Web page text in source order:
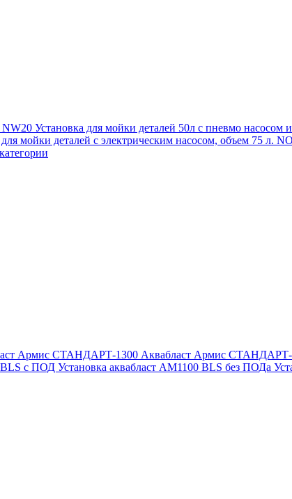
NW20 Установка для мойки деталей 50л с пневмо насосом
для мойки деталей с электрическим насосом, объем 75 л.
Армис СТАНДАРТ-1300 Аквабласт Армис СТАНДАРТ-
BLS с ПОД Установка аквабласт AM1100 BLS без ПОДа